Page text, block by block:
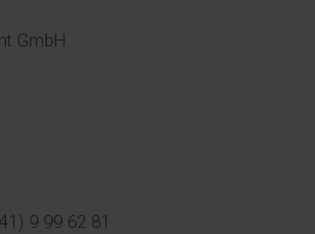
GmbH
9 99 62 81